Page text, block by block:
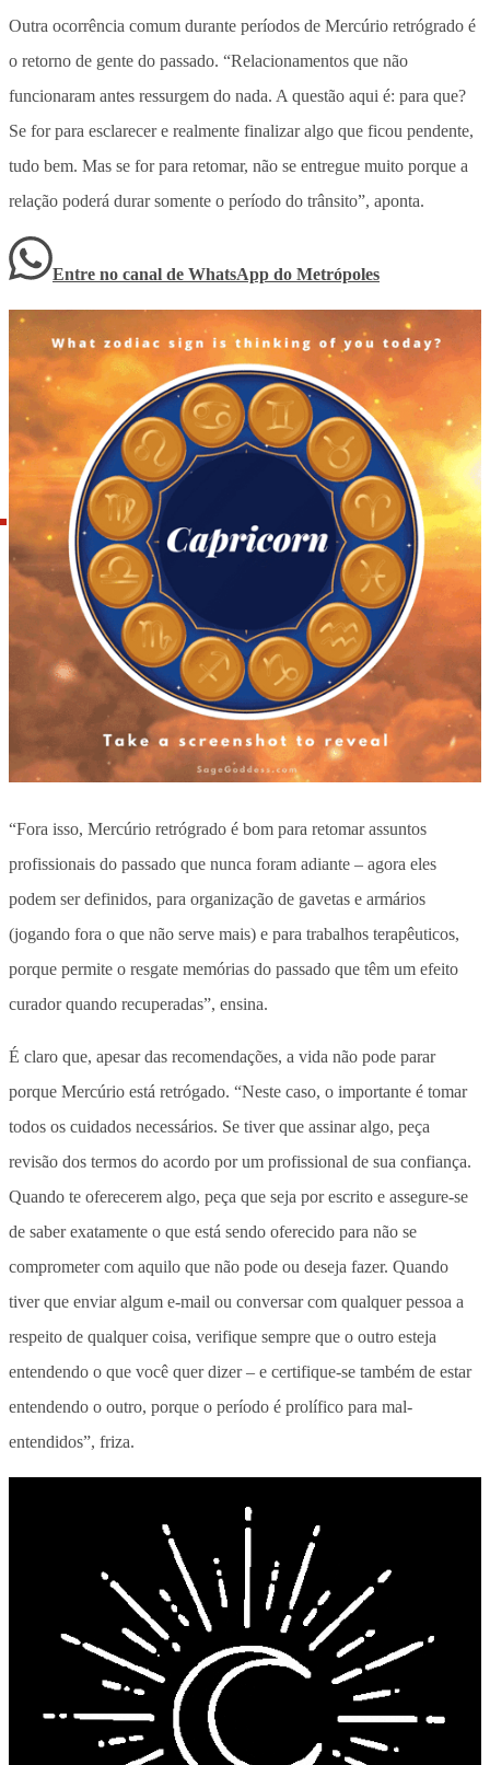
Outra ocorrência comum durante períodos de Mercúrio retrógrado é
o retorno de gente do passado. “Relacionamentos que não
funcionaram antes ressurgem do nada. A questão aqui é: para que?
Se for para esclarecer e realmente finalizar algo que ficou pendente,
tudo bem. Mas se for para retomar, não se entregue muito porque a
relação poderá durar somente o período do trânsito”, aponta.
Entre no canal de WhatsApp do Metrópoles
“Fora isso, Mercúrio retrógrado é bom para retomar assuntos
profissionais do passado que nunca foram adiante – agora eles
podem ser definidos, para organização de gavetas e armários
(jogando fora o que não serve mais) e para trabalhos terapêuticos,
porque permite o resgate memórias do passado que têm um efeito
curador quando recuperadas”, ensina.
É claro que, apesar das recomendações, a vida não pode parar
porque Mercúrio está retrógado. “Neste caso, o importante é tomar
todos os cuidados necessários. Se tiver que assinar algo, peça
revisão dos termos do acordo por um profissional de sua confiança.
Quando te oferecerem algo, peça que seja por escrito e assegure-se
de saber exatamente o que está sendo oferecido para não se
comprometer com aquilo que não pode ou deseja fazer. Quando
tiver que enviar algum e-mail ou conversar com qualquer pessoa a
respeito de qualquer coisa, verifique sempre que o outro esteja
entendendo o que você quer dizer – e certifique-se também de estar
entendendo o outro, porque o período é prolífico para mal-
entendidos”, friza.